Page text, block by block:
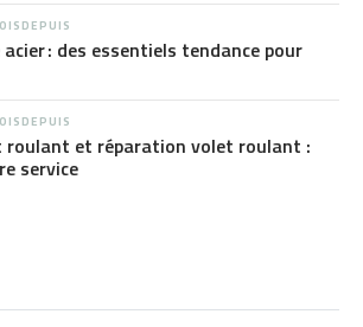
: des essentiels tendance pour
roulant et réparation volet roulant :
service